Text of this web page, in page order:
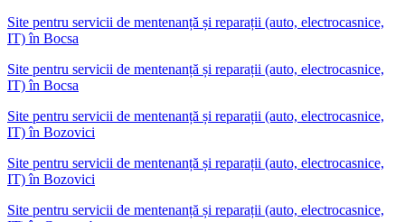
Site pentru servicii de mentenanță și reparații (auto, electrocasnice,
IT)în Bocsa
Site pentru servicii de mentenanță și reparații (auto, electrocasnice,
IT) în Bocsa
Site pentru servicii de mentenanță și reparații (auto, electrocasnice,
IT)în Bozovici
Site pentru servicii de mentenanță și reparații (auto, electrocasnice,
IT) în Bozovici
Site pentru servicii de mentenanță și reparații (auto, electrocasnice,